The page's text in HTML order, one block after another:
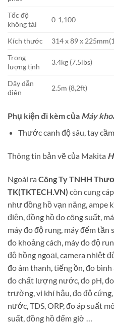
Tốc độ
không tải
0-1,100
Kích thước
314 x 89 x
Trọng
lượng tịnh
3.4kg (7.5lbs)
Dây dẫn
điện
2.5m (8,2ft)
Phụ kiện đi kèm của Máy
Thước canh độ sâu, tay
Thông tin bản vẽ của Makita
Ngoài ra Công Ty TNHH
TK(TKTECH.VN) còn cung
như đồng hồ vạn năng, ampe
điện, đồng hồ đo công suất,
máy đo độ rung, máy đếm tần
đo khoảng cách, máy đo độ
độ hồng ngoại, camera nhiệt
đo âm thanh, tiếng ồn, đo bình
đo chất lượng nước, đo pH,
trường, vi khí hậu, đo độ
nước, TDS, ORP, đo áp suất
suất, đồng hồ đếm giờ …